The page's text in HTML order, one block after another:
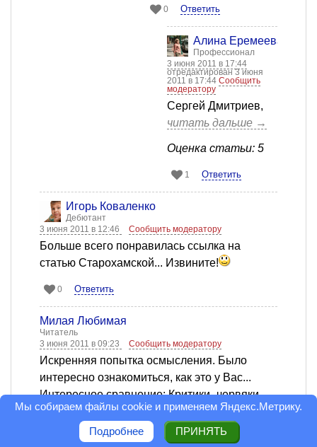
0 Ответить
Алина Еремеева
Профессионал
3 июня 2011 в 17:44
отредактирован 3 июня
2011 в 17:44 Сообщить
модератору
Сергей Дмитриев,
читать дальше →
Оценка статьи: 5
1 Ответить
Игорь Коваленко
Дебютант
3 июня 2011 в 12:46
Сообщить модератору
Больше всего понравилась ссылка на
статью Старохамской... Извините!
0 Ответить
Милая Любимая
Читатель
3 июня 2011 в 09:23
Сообщить модератору
Искренняя попытка осмысления. Было
интересно ознакомиться, как это у Вас...
Интересное сравнение: Критики- червяки,
питающиеся яблоками... Пусть питаются,
зачем-то ведь червяки нужны. Из одних -
Мы собираем файлы cookie и применяем Яндекс.Метрику.
Подробнее ПРИНЯТЬ